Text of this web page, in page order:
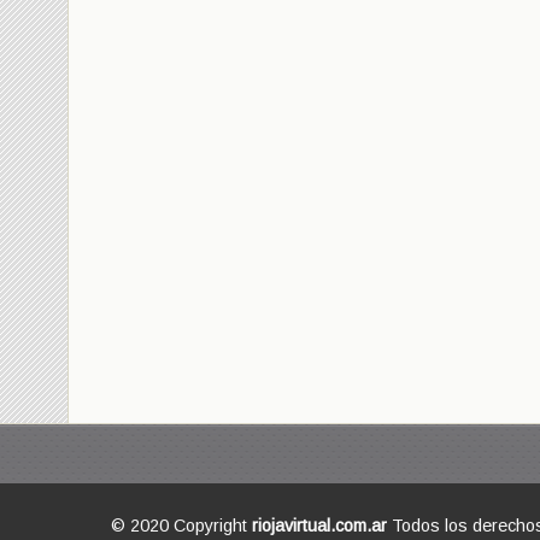
© 2020 Copyright riojavirtual.com.ar Todos los